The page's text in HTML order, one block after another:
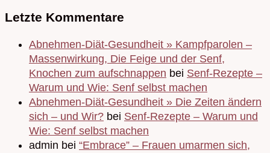
Letzte Kommentare
Abnehmen-Diät-Gesundheit » Kampfparolen –
Massenwirkung, Die Feige und der Senf,
Knochen zum aufschnappen bei Senf-Rezepte –
Warum und Wie: Senf selbst machen
Abnehmen-Diät-Gesundheit » Die Zeiten ändern
sich – und Wir? bei Senf-Rezepte – Warum und
Wie: Senf selbst machen
admin bei “Embrace” – Frauen umarmen sich,